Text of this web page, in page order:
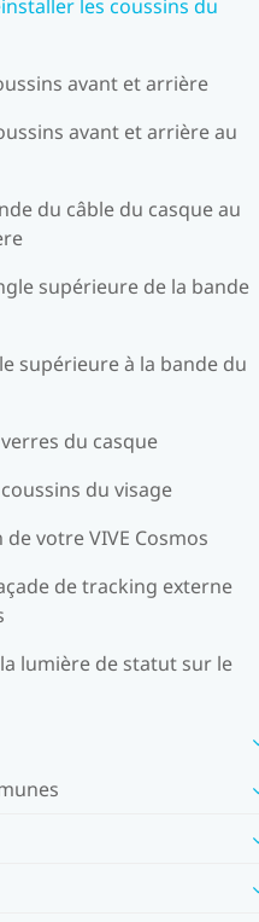
les coussins du
avant et arrière
avant et arrière au
du câble du casque au
supérieure de la bande
supérieure à la bande du
du casque
du visage
votre VIVE Cosmos
de tracking externe
lumière de statut sur le